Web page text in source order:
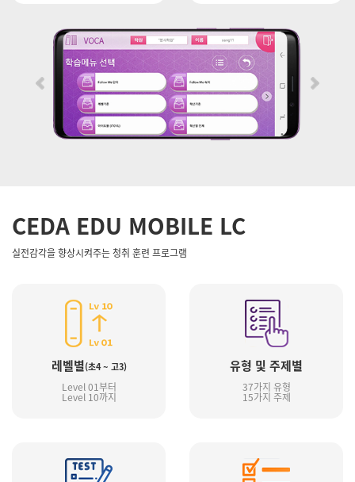
CEDA EDU MOBILE LC
실전감각을 향상시켜주는 청취 훈련 프로그램
레벨별(초4 ~ 고3)
Level 01부터
Level 10까지
유형 및 주제별
37가지 유형
15가지 주제